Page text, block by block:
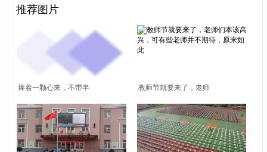
推荐图片
捧着一颗心来，不带半
颗草去｜致敬卧龙博雅
学校全体班主任
教师节就要来了，老师
们本该高兴，可有些老
师并不期待，原来如此